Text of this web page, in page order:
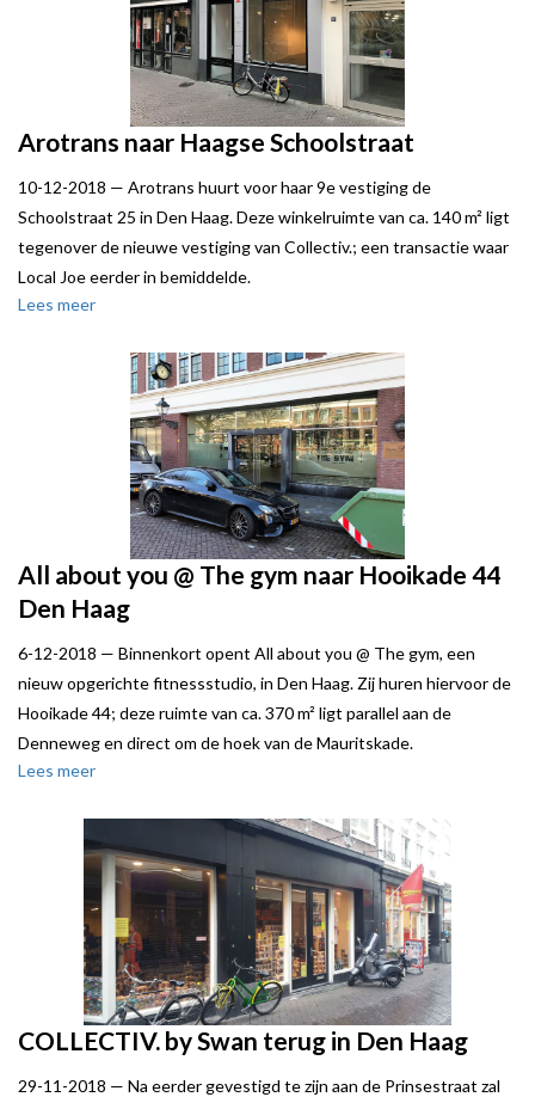
geadviseerd door Local Joe.
Arotrans naar Haagse Schoolstraat
10-12-2018 — Arotrans huurt voor haar 9e vestiging de
Schoolstraat 25 in Den Haag. Deze winkelruimte van ca. 140 m² ligt
tegenover de nieuwe vestiging van Collectiv.; een transactie waar
Local Joe eerder in bemiddelde.
werkschoenen en -kleding.
Local Joe trad op namens de verhuurder, een particuliere belegger.
Lees meer
All about you @ The gym naar Hooikade 44
Den Haag
6-12-2018 — Binnenkort opent All about you @ The gym, een
nieuw opgerichte fitnessstudio, in Den Haag. Zij huren hiervoor de
Hooikade 44; deze ruimte van ca. 370 m² ligt parallel aan de
Denneweg en direct om de hoek van de Mauritskade.
ook personal training.
Local Joe bracht de transactie tot stand namens verhuurder Geste
Lees meer
COLLECTIV. by Swan terug in Den Haag
29-11-2018 — Na eerder gevestigd te zijn aan de Prinsestraat zal